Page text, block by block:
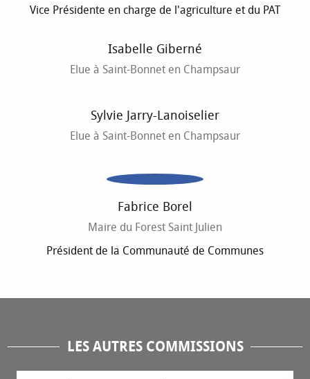
Vice Présidente en charge de l'agriculture et du PAT
Isabelle Giberné
Elue à Saint-Bonnet en Champsaur
Sylvie Jarry-Lanoiselier
Elue à Saint-Bonnet en Champsaur
Fabrice Borel
Maire du Forest Saint Julien
Président de la Communauté de Communes
LES AUTRES COMMISSIONS